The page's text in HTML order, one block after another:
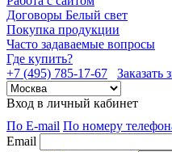
Договоры Белый свет
Покупка продукции
Часто задаваемые вопросы
Где купить?
+7 (495) 785-17-67
Заказать
Вход в личный кабинет
По E-mail По номеру
Email